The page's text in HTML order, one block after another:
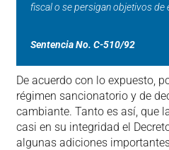
fiscal o se persigan objetivos de
Sentencia No. C-510/92
De acuerdo con lo expuesto,
régimen sancionatorio y de
cambiante. Tanto es así, que
casi en su integridad el
algunas adiciones